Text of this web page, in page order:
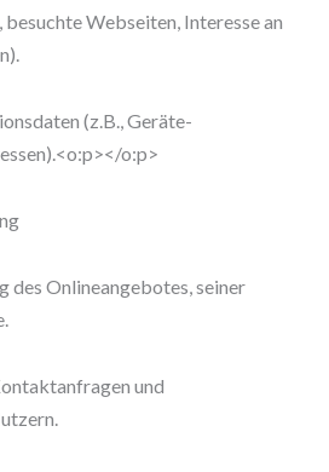
Webseiten, Interesse an
(z.B., Geräte-
o:p>
des Onlineangebotes, seiner
und